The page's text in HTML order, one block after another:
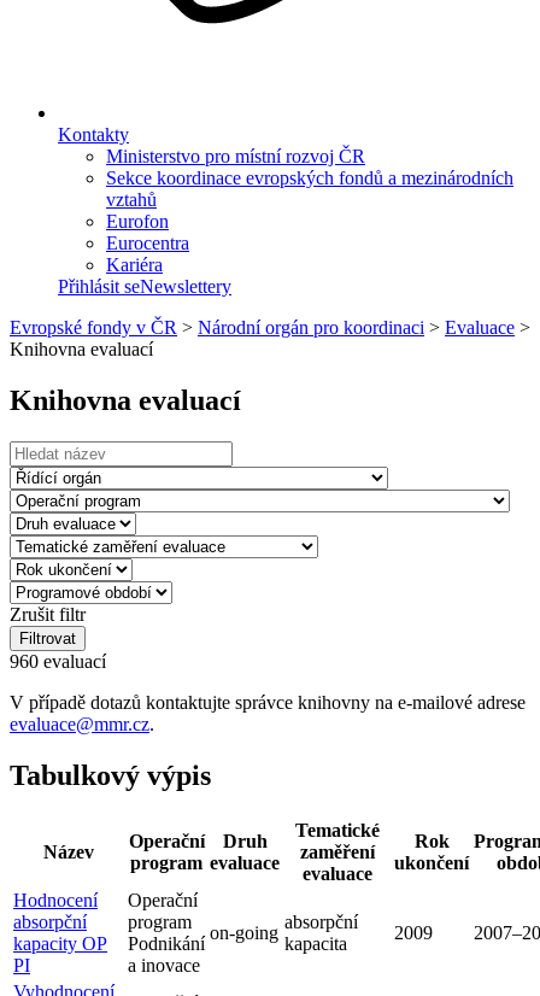
Kontakty
Ministerstvo pro místní rozvoj ČR
Sekce koordinace evropských fondů a mezinárodních
vztahů
Eurofon
Eurocentra
Kariéra
Přihlásit seNewslettery
Evropské fondy v ČR > Národní orgán pro koordinaci > Evaluace >
Knihovna evaluací
Knihovna evaluací
Zrušit filtr
Filtrovat
960 evaluací
V případě dotazů kontaktujte správce knihovny na e-mailové adrese
evaluace@mmr.cz.
Tabulkový výpis
Název
Operační
program
Druh
evaluace
Tematické
zaměření
evaluace
Rok
ukončení
Hodnocení
absorpční
kapacity OP
PI
Operační
program
Podnikání
a inovace
on-going
absorpční
kapacita
2009
Vyhodnocení